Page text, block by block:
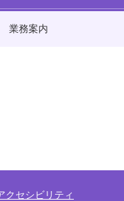
業務案内
クセシビリティ